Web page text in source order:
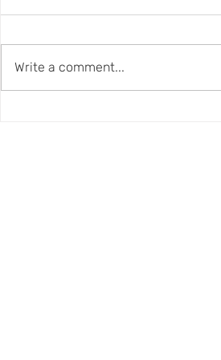
Write a comment...